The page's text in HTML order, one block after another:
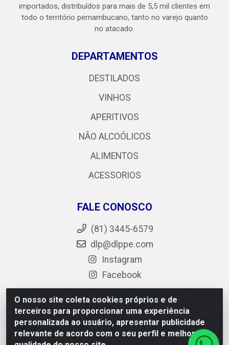
O nosso site coleta cookies próprios e de
terceiros para proporcionar uma experiência
personalizada ao usuário, apresentar publicidade
relevante de acordo com o seu perfil e melhorar a
importados, distribuídos para mais de 5,5 mil clientes em
todo o território pernambucano, tanto no varejo quanto
no atacado.
DEPARTAMENTOS
DESTILADOS
VINHOS
APERITIVOS
NÃO ALCOÓLICOS
ALIMENTOS
ACESSORIOS
FALE CONOSCO
(81) 3445-6579
dlp@dlppe.com
Instagram
Facebook
DLP - AV. Engenheiro Abdias de Carvalho, 962 - Bongi -
PE - CEP 50.640-525 - CNPJ 05.429.222/0001-48